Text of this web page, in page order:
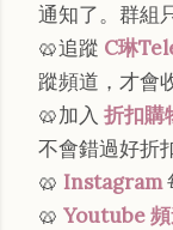
通知了。群組
🥨追蹤 C琳
蹤頻道，才會
🥨加入 折扣購
不會錯過好折
🥨 Instagram
🥨 Youtube